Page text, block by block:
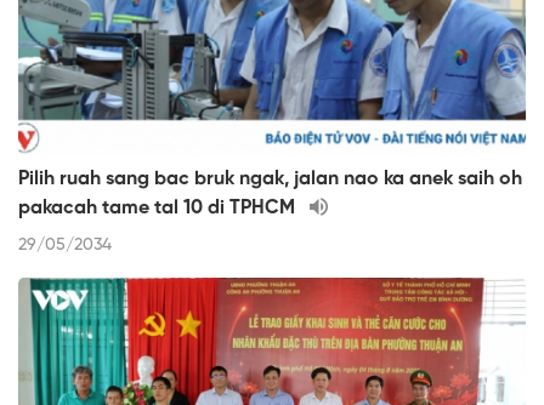
Pilih ruah sang bac bruk ngak, jalan nao ka anek saih oh
pakacah tame tal 10 di TPHCM
29/05/2034